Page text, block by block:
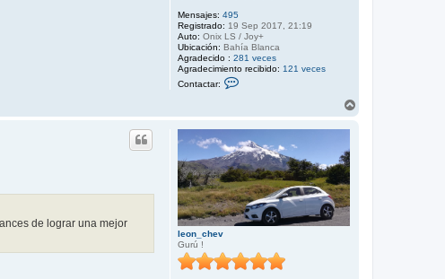
Mensajes: 495
Registrado: 19 Sep 2017, 21:19
Auto: Onix LS / Joy+
Ubicación: Bahía Blanca
Agradecido : 281 veces
Agradecimiento recibido: 121 veces
Contactar:
c
t
a
r
e
m
i
l
i
o
n
i
x
leon_chev
Gurú !
de lograr una mejor